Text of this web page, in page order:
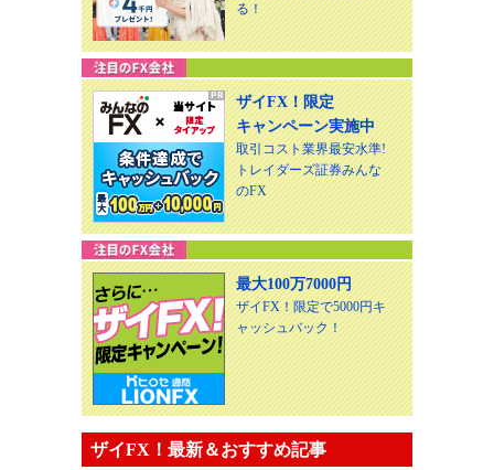
る！
ザイFX！限定
キャンペーン実施中
取引コスト業界最安水準!
トレイダーズ証券みんな
のFX
最大100万7000円
ザイFX！限定で5000円キ
ャッシュバック！
ザイFX！最新＆おすすめ記事